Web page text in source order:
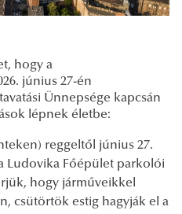
hogy a
június 27-én
Ünnepsége kapcsán
lépnek életbe:
reggeltől június 27.
Ludovika Főépület parkolói
hogy járműveikkel
csütörtök estig hagyják el a